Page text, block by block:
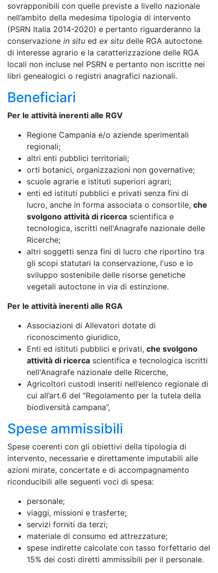
sovrapponibili con quelle previste a livello nazionale
nell’ambito della medesima tipologia di intervento
(PSRN Italia 2014-2020) e pertanto riguarderanno la
conservazione in situ ed ex situ delle RGA autoctone
di interesse agrario e la caratterizzazione delle RGA
locali non incluse nel PSRN e pertanto non iscritte nei
libri genealogici o registri anagrafici nazionali.
Beneficiari
Per le attività inerenti alle RGV
Regione Campania e/o aziende sperimentali
regionali;
altri enti pubblici territoriali;
orti botanici, organizzazioni non governative;
scuole agrarie e istituti superiori agrari;
enti ed istituti pubblici e privati senza fini di
lucro, anche in forma associata o consortile, che
svolgono attività di ricerca scientifica e
tecnologica, iscritti nell'Anagrafe nazionale delle
Ricerche;
altri soggetti senza fini di lucro che riportino tra
gli scopi statutari la conservazione, l'uso e lo
sviluppo sostenibile delle risorse genetiche
vegetali autoctone in via di estinzione.
Per le attività inerenti alle RGA
Associazioni di Allevatori dotate di
riconoscimento giuridico,
Enti ed istituti pubblici e privati, che svolgono
attività di ricerca scientifica e tecnologica iscritti
nell'Anagrafe nazionale delle Ricerche,
Agricoltori custodi inseriti nell’elenco regionale di
cui all’art.6 del “Regolamento per la tutela della
biodiversità campana”,
Spese ammissibili
Spese coerenti con gli obiettivi della tipologia di
intervento, necessarie e direttamente imputabili alle
azioni mirate, concertate e di accompagnamento
riconducibili alle seguenti voci di spesa:
personale;
viaggi, missioni e trasferte;
servizi forniti da terzi;
materiale di consumo ed attrezzature;
spese indirette calcolate con tasso forfettario del
15% dei costi diretti ammissibili per il personale.